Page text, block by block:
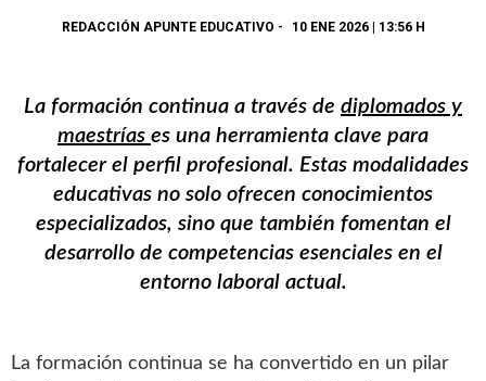
REDACCIÓN APUNTE EDUCATIVO - 10 ENE 2026 | 13:56 H
La formación continua a través de diplomados y
maestrías es una herramienta clave para
fortalecer el perfil profesional. Estas modalidades
educativas no solo ofrecen conocimientos
especializados, sino que también fomentan el
desarrollo de competencias esenciales en el
entorno laboral actual.
La formación continua se ha convertido en un pilar